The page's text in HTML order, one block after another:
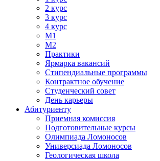
2 курс
3 курс
4 курс
М1
М2
Практики
Ярмарка вакансий
Стипендиальные программы
Контрактное обучение
Студенческий совет
День карьеры
Абитуриенту
Приемная комиссия
Подготовительные курсы
Олимпиада Ломоносов
Универсиада Ломоносов
Геологическая школа